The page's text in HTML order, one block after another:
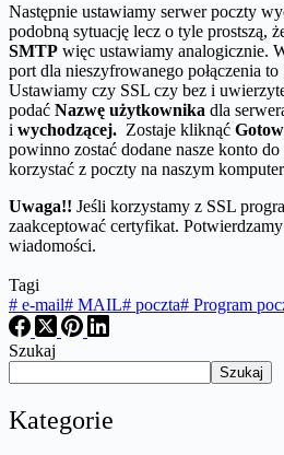
Następnie ustawiamy serwer poczty
podobną sytuację lecz o tyle prostszą,
SMTP więc ustawiamy analogicznie.
port dla nieszyfrowanego połączenia
Ustawiamy czy SSL czy bez i
podać Nazwę użytkownika dla
i wychodzącej. Zostaje kliknąć
powinno zostać dodane nasze konto
korzystać z poczty na naszym
Uwaga!! Jeśli korzystamy z SSL
zaakceptować certyfikat.
wiadomości.
Tagi
# e-mail# MAIL# poczta# Program
Szukaj
Szukaj
Kategorie